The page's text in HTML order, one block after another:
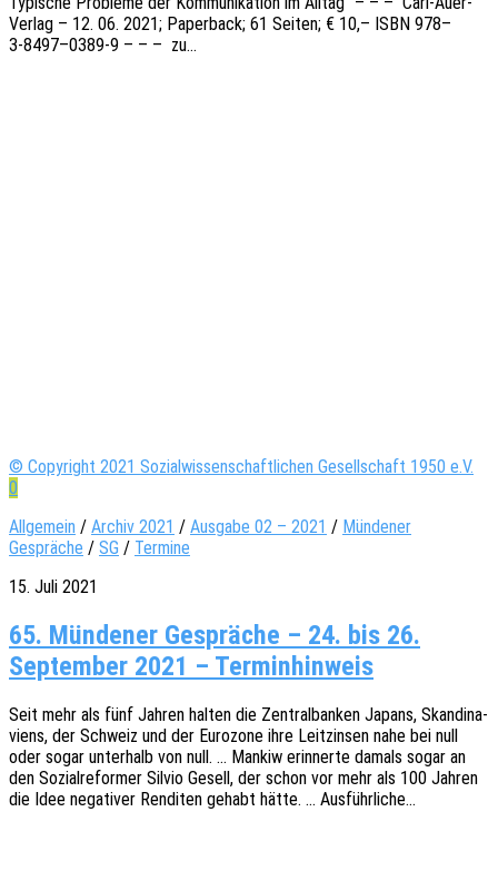
Verlag – 12. 06. 2021; Paper­back; 61 Seiten; € 10,– ISBN 978–
3‑8497–0389‑9 – – – zu…
© Copyright 2021 Sozialwissenschaftlichen Gesellschaft 1950 e.V.
0
Allgemein / Archiv 2021 / Ausgabe 02 – 2021 / Mündener
Gespräche / SG / Termine
15. Juli 2021
65. Mündener Gespräche – 24. bis 26.
September 2021 – Terminhinweis
Seit mehr als fünf Jahren halten die Zentral­ban­ken Japans, Skan­di­na­
vi­ens, der Schweiz und der Euro­zo­ne ihre Leit­zin­sen nahe bei null
oder sogar unter­halb von null. … Mankiw erin­ner­te damals sogar an
den Sozi­al­re­for­mer Silvio Gesell, der schon vor mehr als 100 Jahren
die Idee nega­ti­ver Rendi­ten gehabt hätte. … Ausführliche…